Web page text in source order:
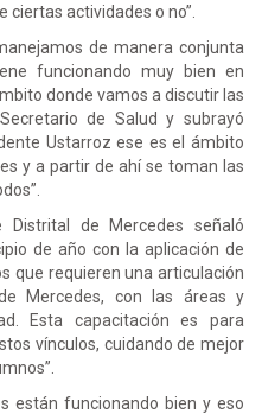
actividades o no”.
de manera conjunta
funcionando muy bien en
donde vamos a discutir las
de Salud y subrayó
Ustarroz ese es el ámbito
y a partir de ahí se toman las
Distrital de Mercedes señaló
de año con la aplicación de
que requieren una articulación
Mercedes, con las áreas y
Esta capacitación es para
vínculos, cuidando de mejor
están funcionando bien y eso